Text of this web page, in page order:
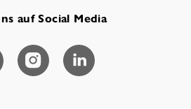
auf Social Media